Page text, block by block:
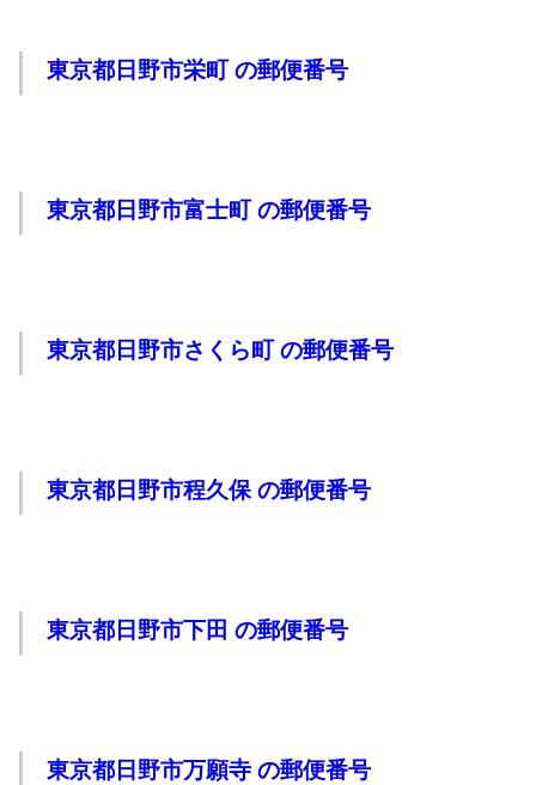
東京都日野市栄町 の郵便番号
東京都日野市富士町 の郵便番号
東京都日野市さくら町 の郵便番号
東京都日野市程久保 の郵便番号
東京都日野市下田 の郵便番号
東京都日野市万願寺 の郵便番号